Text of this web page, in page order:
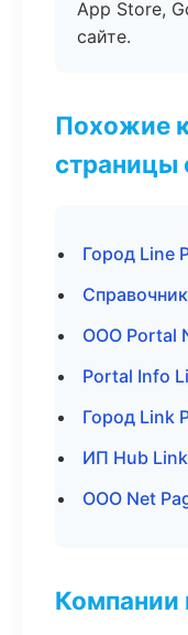
App Store,
сайте.
Похожие
страницы
Город Line
ООО Portal
Portal Info
Город Link
ИП Hub
ООО Net
Компании